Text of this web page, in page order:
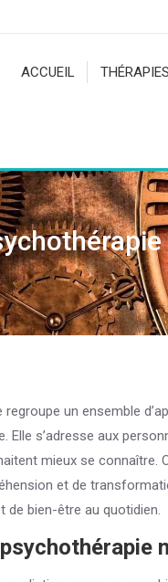
ACCUEIL THÉRAPIES
un ensemble
Elle s’adresse aux
mieux se
et de
de bien-être au quotidien.